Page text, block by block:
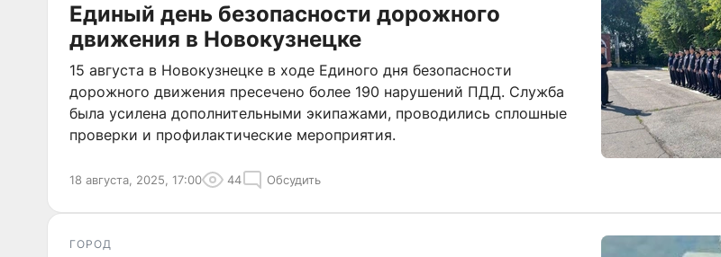
Единый день безопасности дорожного
движения в Новокузнецке
15 августа в Новокузнецке в ходе Единого дня безопасности
дорожного движения пресечено более 190 нарушений ПДД. Служба
была усилена дополнительными экипажами, проводились сплошные
проверки и профилактические мероприятия.
18 августа, 2025, 17:00 44 Обсудить
ГОРОД